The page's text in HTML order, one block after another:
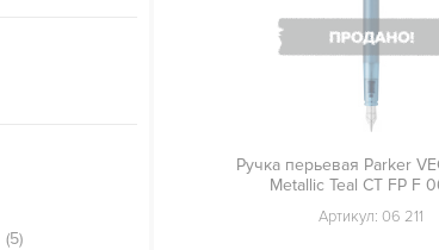
(5)
Ручка перьевая Parker
Metallic Teal CT FP F
Артикул: 06 211